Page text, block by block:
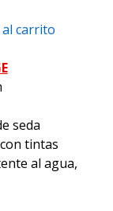
al carrito
seda
tintas
al agua,